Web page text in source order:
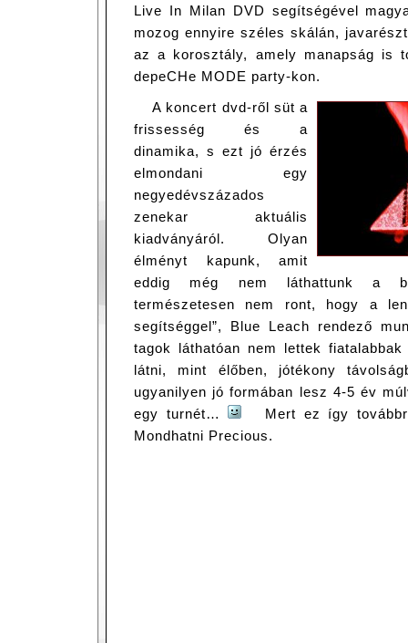
Live In Milan DVD segítségével
mozog ennyire széles skálán,
az a korosztály, amely manapság is
depeCHe MODE party-kon.
A koncert dvd-ről süt a
frissesség és a
dinamika, s ezt jó érzés
elmondani egy
negyedévszázados
zenekar aktuális
kiadványáról. Olyan
élményt kapunk, amit
eddig még nem láthattunk a
természetesen nem ront, hogy a
segítséggel”, Blue Leach rendező
tagok láthatóan nem lettek
látni, mint élőben, jótékony
ugyanilyen jó formában lesz 4-5 év
egy turnét…
Mert ez így
Mondhatni Precious.